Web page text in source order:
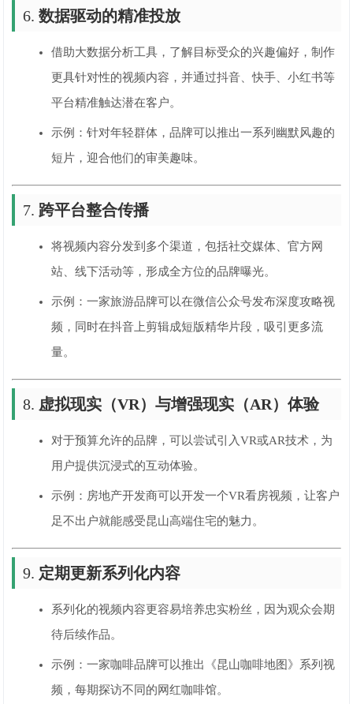
6.数据驱动的精准投放
借助大数据分析工具，了解目标受众的兴趣偏好，制作
更具针对性的视频内容，并通过抖音、快手、小红书等
平台精准触达潜在客户。
示例：针对年轻群体，品牌可以推出一系列幽默风趣的
短片，迎合他们的审美趣味。
7. 跨平台整合传播
将视频内容分发到多个渠道，包括社交媒体、官方网
站、线下活动等，形成全方位的品牌曝光。
示例：一家旅游品牌可以在微信公众号发布深度攻略视
频，同时在抖音上剪辑成短版精华片段，吸引更多流
量。
8. 虚拟现实（VR）与增强现实（AR）体验
对于预算允许的品牌，可以尝试引入VR或AR技术，为
用户提供沉浸式的互动体验。
示例：房地产开发商可以开发一个VR看房视频，让客户
足不出户就能感受昆山高端住宅的魅力。
9. 定期更新系列化内容
系列化的视频内容更容易培养忠实粉丝，因为观众会期
待后续作品。
示例：一家咖啡品牌可以推出《昆山咖啡地图》系列视
频，每期探访不同的网红咖啡馆。